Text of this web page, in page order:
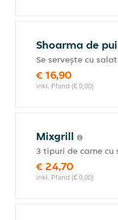
Shoarma de
Se servește cu
€ 16,90
inkl. Pfand (€ 0,00)
Mixgrill
3 tipuri de carne
€ 24,70
inkl. Pfand (€ 0,00)